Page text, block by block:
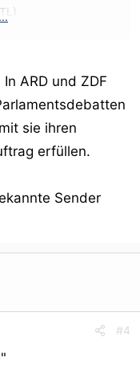
(Drittverwertung
(Die Allzweckwaffe)
besten Seiten.
Helga"
und irre
ARD und ZDF
sie ihren
erfüllen.
Sender
#4